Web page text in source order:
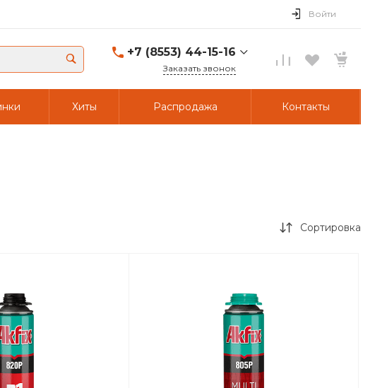
Войти
+7 (8553) 44-15-16
г. Альметьевск,
Объездной тракт 23/24
Пн-Пт: 8:00 - 17:00 Cб-
Заказать звонок
Хиты Распродажа Контакты
Сортировка